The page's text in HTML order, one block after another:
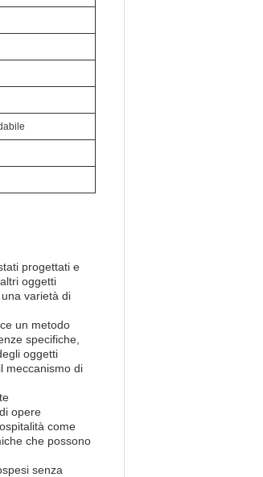
progettati e
oggetti
varietà di
un metodo
specifiche,
oggetti
meccanismo di
opere
come
che possono
senza